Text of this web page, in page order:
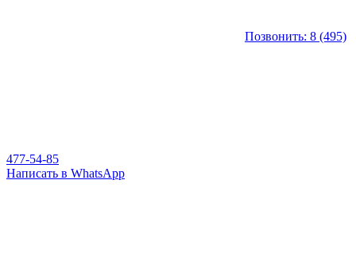
Позвонить: 8 (495)
477-54-85
Написать в WhatsApp